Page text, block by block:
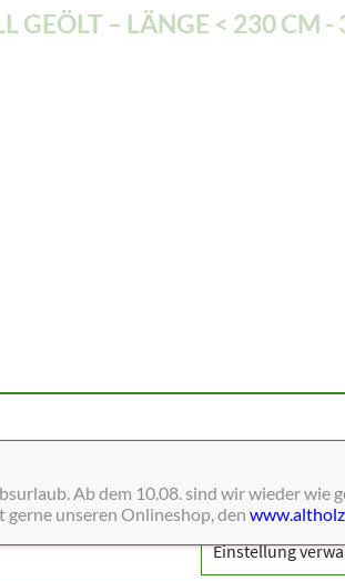
GEÖLT – LÄNGE < 230 CM -
Ab dem 10.08. sind wir wieder wie
gerne unseren Onlineshop, den
Blätterkataloge, Social-Media und
Einstellung